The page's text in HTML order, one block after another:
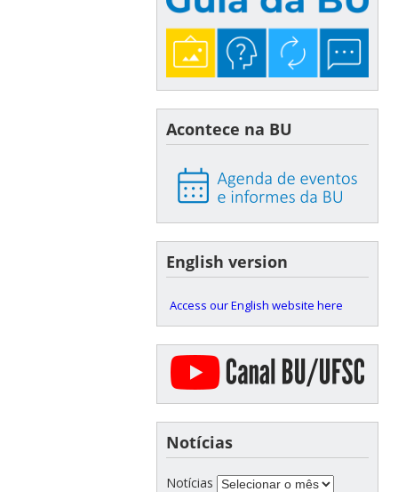
Acontece na BU
English version
Access our English website here
Notícias
Notícias